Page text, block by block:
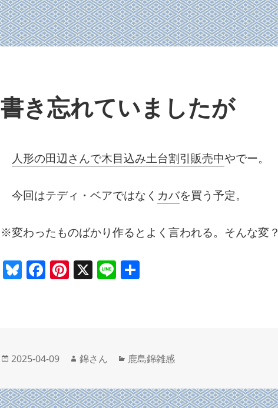
書き忘れていましたが
人形の田辺さんで木目込み土台割引販売中やでー。
今回はテディ・ベアではなく カバを買う予定。
※変わったものばかり作るとよく言われる。そんな変？
Bl F
o
o
k
Pi X Li
投
日:
2025-04-09
作
者
錦さん
カ
ゴ
リ
鹿島錦雑感